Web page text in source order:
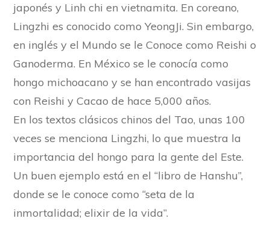
japonés y Linh chi en vietnamita. En coreano,
Lingzhi es conocido como YeongJi. Sin embargo,
en inglés y el Mundo se le Conoce como Reishi o
Ganoderma. En México se le conocía como
hongo michoacano y se han encontrado vasijas
con Reishi y Cacao de hace 5,000 años.
En los textos clásicos chinos del Tao, unas 100
veces se menciona Lingzhi, lo que muestra la
importancia del hongo para la gente del Este.
Un buen ejemplo está en el “libro de Hanshu”,
donde se le conoce como “seta de la
inmortalidad; elixir de la vida”.